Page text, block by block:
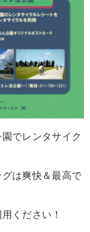
でレンタサイク
は爽快＆最高で
ください！